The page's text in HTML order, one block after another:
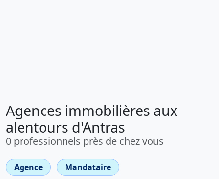
Agences immobilières aux
alentours d'Antras
0 professionnels près de chez vous
Agence
Mandataire